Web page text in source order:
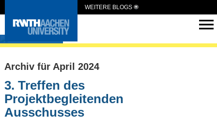
WEITERE BLOGS
HUMEUS
Archiv für April 2024
3. Treffen des
Projektbegleitenden
Ausschusses